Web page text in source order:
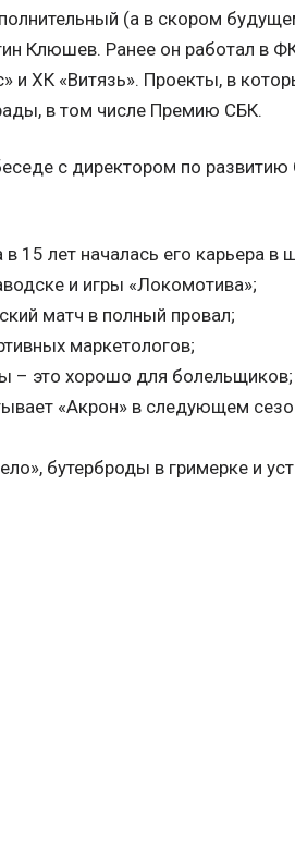
(а в скором
Клюшев. Ранее он работал в
и ХК «Витязь». Проекты, в
в том числе Премию СБК.
с директором по
15 лет началась его карьера в
и игры «Локомотива»;
матч в полный провал;
маркетологов;
– это хорошо для болельщиков;
«Акрон» в следующем
бутерброды в гримерке и